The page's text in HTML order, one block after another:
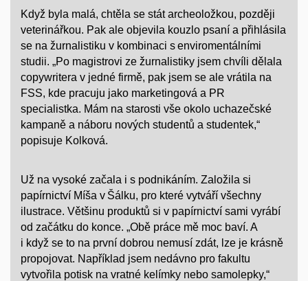
Když byla malá, chtěla se stát archeoložkou, později
veterinářkou. Pak ale objevila kouzlo psaní a přihlásila
se na žurnalistiku v kombinaci s enviromentálními
studii. „Po magistrovi ze žurnalistiky jsem chvíli dělala
copywritera v jedné firmě, pak jsem se ale vrátila na
FSS, kde pracuju jako marketingová a PR
specialistka. Mám na starosti vše okolo uchazečské
kampaně a náboru nových studentů a studentek,“
popisuje Kolková.
Už na vysoké začala i s podnikáním. Založila si
papírnictví Míša v Šálku, pro které vytváří všechny
ilustrace. Většinu produktů si v papírnictví sami vyrábí
od začátku do konce. „Obě práce mě moc baví. A
i když se to na první dobrou nemusí zdát, lze je krásně
propojovat. Například jsem nedávno pro fakultu
vytvořila potisk na vratné kelímky nebo samolepky,“